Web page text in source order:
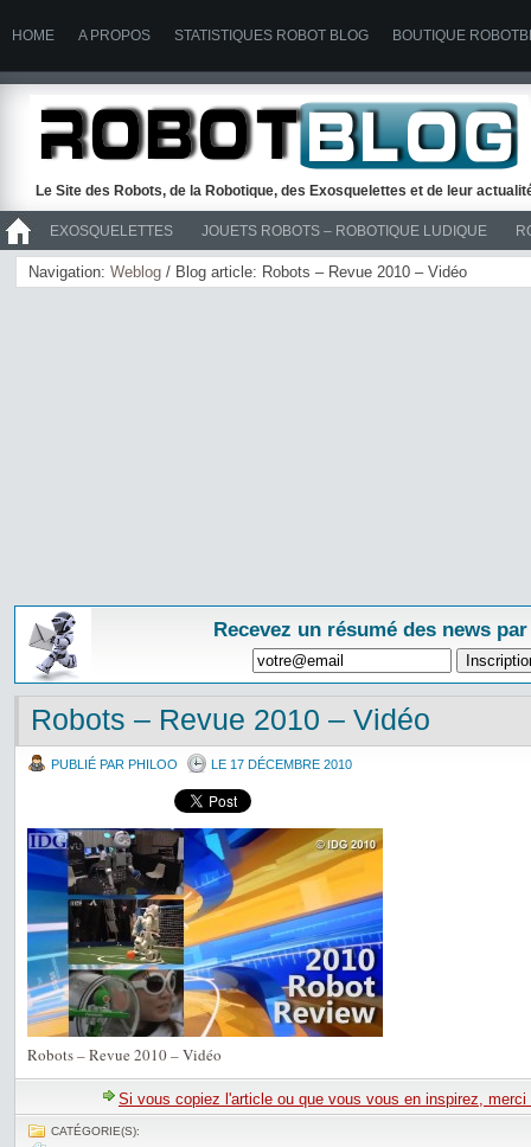
HOME A PROPOS STATISTIQUES ROBOT BLOG BOUTIQUE
Le Site des Robots, de la Robotique, des Exosquelettes et de leur
EXOSQUELETTES JOUETS ROBOTS – ROBOTIQUE LUDIQUE
>> ROBOTS
Navigation: Weblog / Blog article: Robots – Revue 2010 – Vidéo
Recevez un résumé des news
Robots – Revue 2010 – Vidéo
PUBLIÉ PAR PHILOO LE 17 DÉCEMBRE 2010
Robots – Revue 2010 – Vidéo
Si vous copiez l'article ou que vous vous en inspirez,
CATÉGORIE(S):